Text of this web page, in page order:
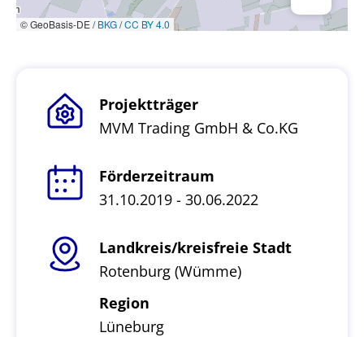
© GeoBasis-DE /BKG/CC BY 4.0
Projektträger
MVM Trading GmbH & Co.KG
Förderzeitraum
31.10.2019 - 30.06.2022
Landkreis/kreisfreie Stadt
Rotenburg (Wümme)
Region
Lüneburg